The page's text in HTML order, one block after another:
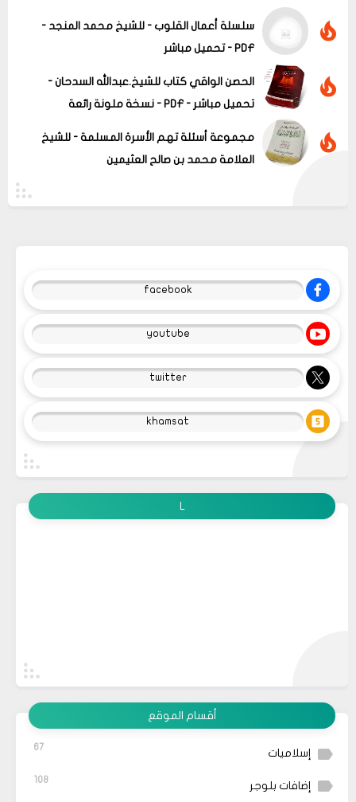
سلسلة أعمال القلوب - للشيخ محمد المنجد -
PDF - تحميل مباشر
الحصن الواقي كتاب للشيخ.عبدالله السدحان -
تحميل مباشر - PDF - نسخة ملونة رائعة
مجموعة أسئلة تهم الأسرة المسلمة - للشيخ
العلامة محمد بن صالح العثيمين
facebook
youtube
twitter
khamsat
L
أقسام الموقع
إسلاميات 67
إضافات بلوجر 108